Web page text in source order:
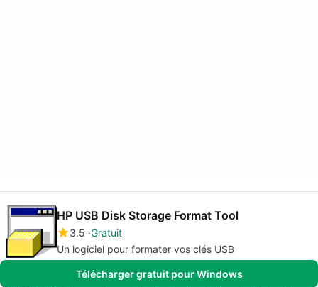
HP USB Disk Storage Format Tool
3.5 Gratuit
Un logiciel pour formater vos clés USB
Télécharger gratuit pour Windows